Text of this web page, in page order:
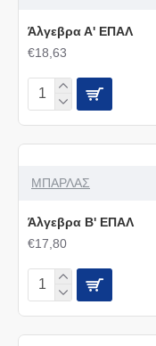
Άλγεβρα Α' ΕΠΑΛ
€18,63
ΜΠΑΡΛΑΣ
Άλγεβρα Β' ΕΠΑΛ
€17,80